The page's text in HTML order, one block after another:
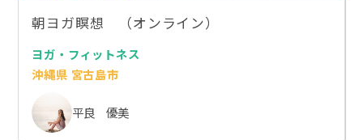
朝ヨガ瞑想 （オンライン）
ヨガ・フィットネス
沖縄県 宮古島市
平良 優美